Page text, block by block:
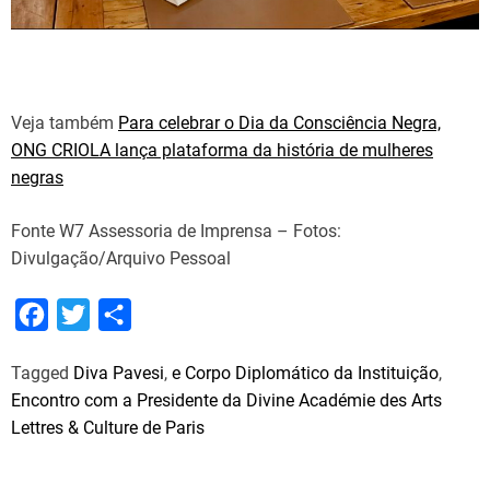
Veja também Para celebrar o Dia da Consciência Negra,
ONG CRIOLA lança plataforma da história de mulheres
negras
Fonte W7 Assessoria de Imprensa – Fotos:
Divulgação/Arquivo Pessoal
c
e
i
t
a
Tagged Diva Pavesi, e Corpo Diplomático da Instituição,
Encontro com a Presidente da Divine Académie des Arts
Lettres & Culture de Paris